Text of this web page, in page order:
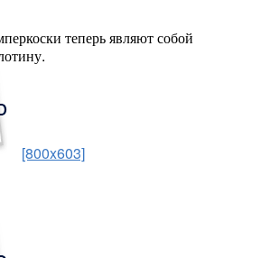
теперь являют собой
[800x603]